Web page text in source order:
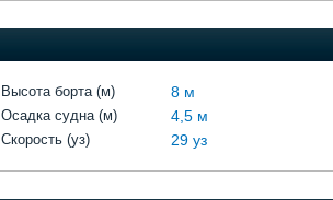
Высота борта (м) 8 м
Осадка судна (м) 4,5 м
Скорость (уз) 29 уз